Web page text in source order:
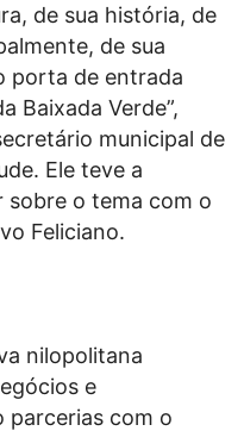
de sua história, de
de sua
porta de entrada
Baixada Verde”,
municipal de
Ele teve a
o tema com o
Feliciano.
nilopolitana
e
parcerias com o